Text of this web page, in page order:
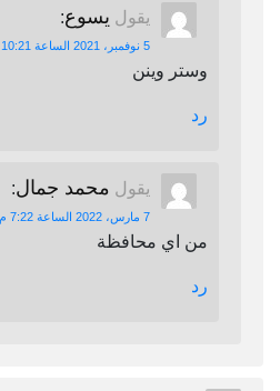
يقول يسوع:
5 نوفمبر، 2021 الساعة 10:21 م
وستر وينن
رد
يقول محمد جمال:
7 مارس، 2022 الساعة 7:22 م
من اي محافظة
رد